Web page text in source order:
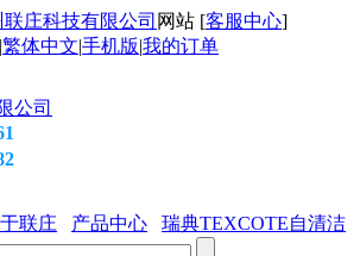
联庄科技有限公司 网站 [客服中心]
|繁体中文|手机版|我的订单
联庄 产品中心 瑞典TEXCOTE自清洁